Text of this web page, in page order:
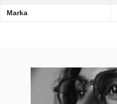
Marka